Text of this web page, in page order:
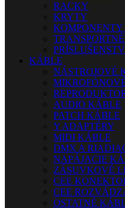
RACKY
KRYTY
KOMPONENTY
KÁBLE
NÁSTROJOVÉ
AUDIO KÁBLE
PATCH KÁBLE
Y ADAPTÉRY
MIDI KÁBLE
DMX A
NAPÁJACIE
ZÁSUVKOVÉ
CEE
CEE
OSTATNÉ